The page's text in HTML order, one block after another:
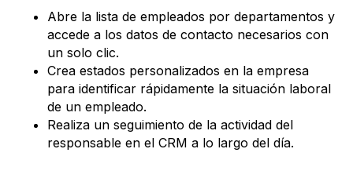
Abre la lista de empleados por departamentos y
accede a los datos de contacto necesarios con
un solo clic.
Crea estados personalizados en la empresa
para identificar rápidamente la situación laboral
de un empleado.
Realiza un seguimiento de la actividad del
responsable en el CRM a lo largo del día.